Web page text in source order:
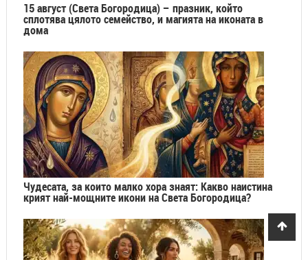
15 август (Света Богородица) – празник, който
сплотява цялото семейство, и магията на иконата в
дома
Чудесата, за които малко хора знаят: Какво наистина
крият най-мощните икони на Света Богородица?